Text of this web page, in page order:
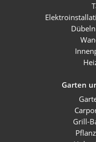
Garten
Grill-